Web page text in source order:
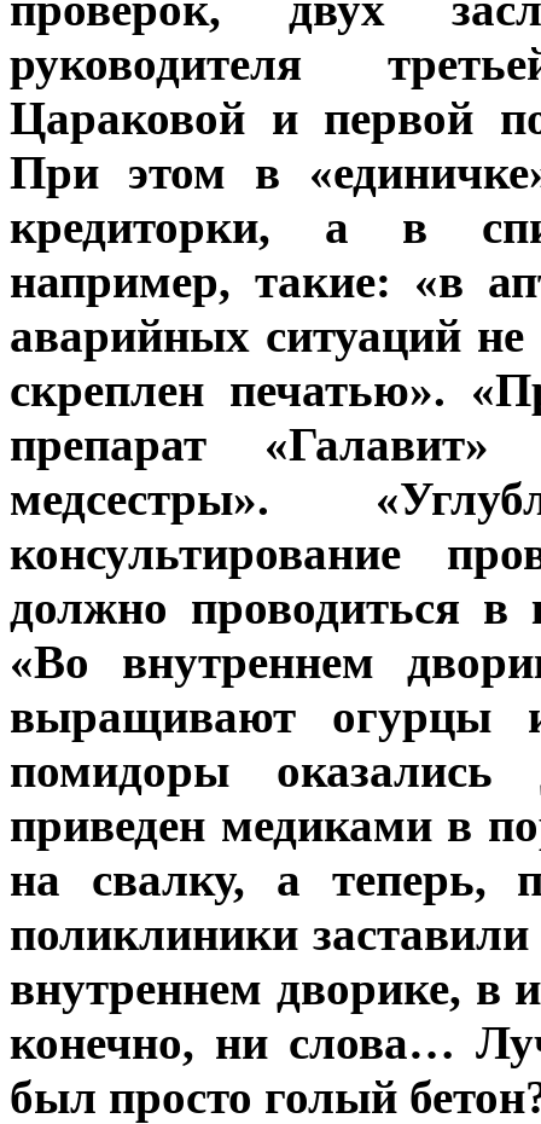
руководителя
Цараковой и первой
При этом в
кредиторки, а в
например, такие: «в
аварийных ситуаций
скреплен печатью».
препарат
медсестры».
консультирование
должно проводиться в
«Во внутреннем
выращивают огурцы
помидоры
приведен медиками в
на свалку, а теперь,
поликлиники
внутреннем дворике, в
конечно, ни слова…
был просто голый